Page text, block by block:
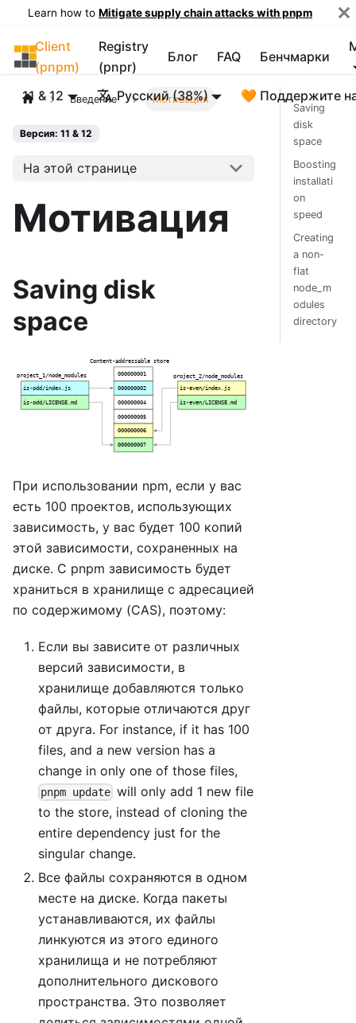
Learn how to Mitigate supply chain attacks with pnpm
pnpm
Client
(pnpm)
Registry
(pnpr)
Блог FAQ Бенчмарки
11 & 12 Русский (38%) 🧡 Поддержите
Введение Мотивация
Версия: 11 & 12
На этой странице
Мотивация
Saving disk
space
При использовании npm, если у вас
есть 100 проектов, использующих
зависимость, у вас будет 100 копий
этой зависимости, сохраненных на
диске. С pnpm зависимость будет
храниться в хранилище с адресацией
по содержимому (CAS), поэтому:
Если вы зависите от различных
версий зависимости, в
хранилище добавляются только
файлы, которые отличаются друг
от друга. For instance, if it has 100
files, and a new version has a
change in only one of those files,
pnpm update will only add 1 new file
to the store, instead of cloning the
entire dependency just for the
singular change.
Все файлы сохраняются в одном
месте на диске. Когда пакеты
устанавливаются, их файлы
линкуются из этого единого
хранилища и не потребляют
дополнительного дискового
пространства. Это позволяет
Saving
disk
space
Boosting
installati
on
speed
Creating
a non-
flat
node_m
odules
directory